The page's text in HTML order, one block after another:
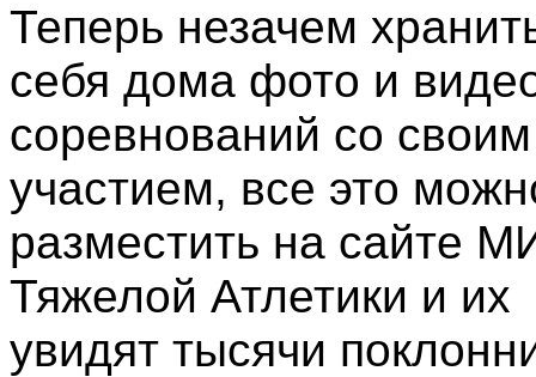
Теперь незачем
себя дома фото и
соревнований со своим
участием, все это
разместить на сайте
Тяжелой Атлетики и их
увидят тысячи